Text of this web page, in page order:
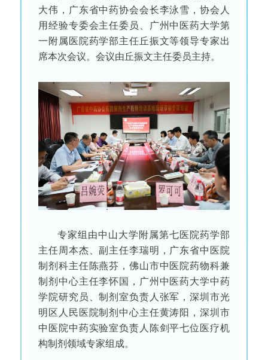
大伟，广东省中药协会会长李泳雪，协会人
用经验专委会主任委员、广州中医药大学第
一附属医院药学部主任丘振文等领导专家出
席本次会议。会议由丘振文主任委员主持。
专家组由中山大学附属第七医院药学部
主任周本杰、副主任李瑞明，广东省中医院
制剂科主任陈燕芬，佛山市中医院药物科兼
制剂中心主任李怀国，广州中医药大学中药
学院研究员、制剂室负责人张军，深圳市光
明区人民医院制剂中心主任黄涛阳，深圳市
中医院中药实验室负责人陈剑平七位医疗机
构制剂领域专家组成。